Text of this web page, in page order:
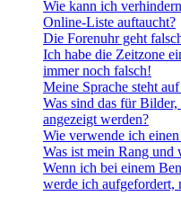
Wie kann ich
Online-Liste auftaucht?
Die Forenuhr geht
Ich habe die Zeitzone
immer noch falsch!
Meine Sprache steht
Was sind das für
angezeigt werden?
Wie verwende ich
Was ist mein Rang und
Wenn ich bei einem
werde ich aufgefordert,